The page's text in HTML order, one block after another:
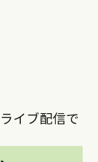
イブ配信で